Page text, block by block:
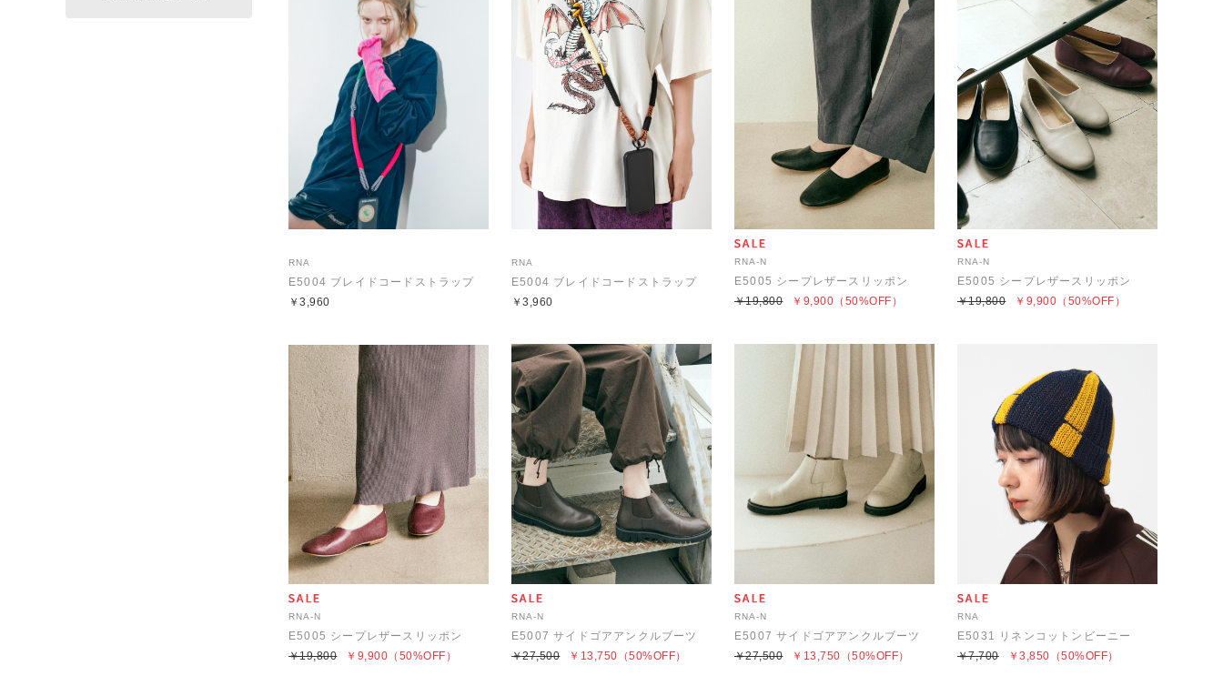
RNA
E5004 ブレイドコードストラップ
￥3,960
RNA
E5004 ブレイドコードストラップ
￥3,960
RNA-N
E5005 シープレザースリッポン
￥9,900
￥19,800 （50%OFF）
RNA-N
E5005 シープレザースリッポン
￥9,900
￥19,800 （50%OFF）
RNA-N
E5005 シープレザースリッポン
￥9,900
￥19,800 （50%OFF）
RNA-N
E5007 サイドゴアアンクルブーツ
￥13,750
￥27,500 （50%OFF）
RNA-N
E5007 サイドゴアアンクルブーツ
￥13,750
￥27,500 （50%OFF）
RNA
E5031 リネンコットンビーニー
￥3,850
￥7,700 （50%OFF）